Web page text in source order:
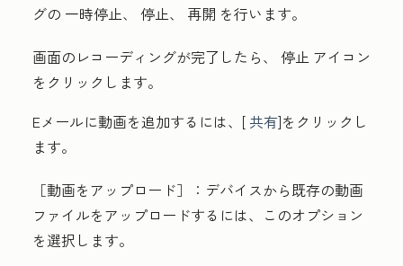
グの 一時停止、 停止、 再開 を行います。
画面のレコーディングが完了したら、 停止 アイコン
をクリックします。
Eメールに動画を追加するには、[共有]をクリックし
ます。
［動画をアップロード］： デバイスから既存の動画
ファイルをアップロードするには、このオプション
を選択します。